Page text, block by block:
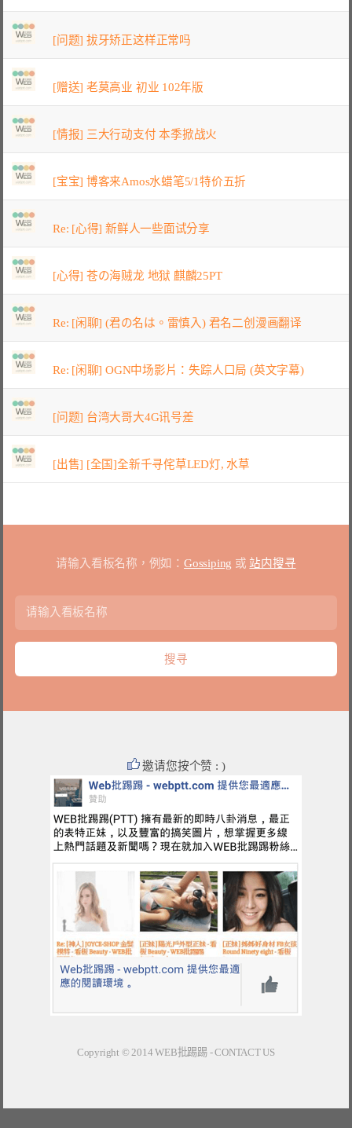
[问题] 拔牙矫正这样正常吗
[赠送] 老莫高业 初业 102年版
[情报] 三大行动支付 本季掀战火
[宝宝] 博客来Amos水蜡笔5/1特价五折
Re: [心得] 新鲜人一些面试分享
[心得] 苍の海贼龙 地狱 麒麟25PT
Re: [闲聊] (君の名は。雷慎入) 君名二创漫画翻译
Re: [闲聊] OGN中场影片：失踪人口局 (英文字幕)
[问题] 台湾大哥大4G讯号差
[出售] [全国]全新千寻侘草LED灯, 水草
请输入看板名称，例如：Gossiping 或 站内搜寻
邀请您按个赞 : )
Copyright © 2014WEB批踢踢-CONTACT US